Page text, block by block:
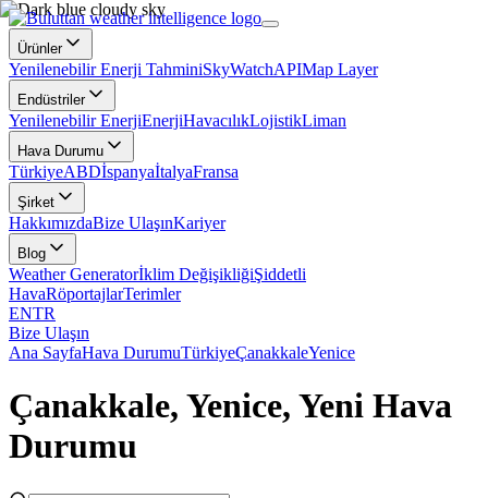
Ürünler
Yenilenebilir Enerji TahminiSkyWatchAPIMap Layer
Endüstriler
Yenilenebilir EnerjiEnerjiHavacılıkLojistikLiman
Hava Durumu
TürkiyeABDİspanyaİtalyaFransa
Şirket
HakkımızdaBize UlaşınKariyer
Blog
Weather Generatorİklim DeğişikliğiŞiddetli
HavaRöportajlarTerimler
ENTR
Bize Ulaşın
Ana SayfaHava DurumuTürkiyeÇanakkaleYenice
Çanakkale, Yenice, Yeni Hava
Durumu